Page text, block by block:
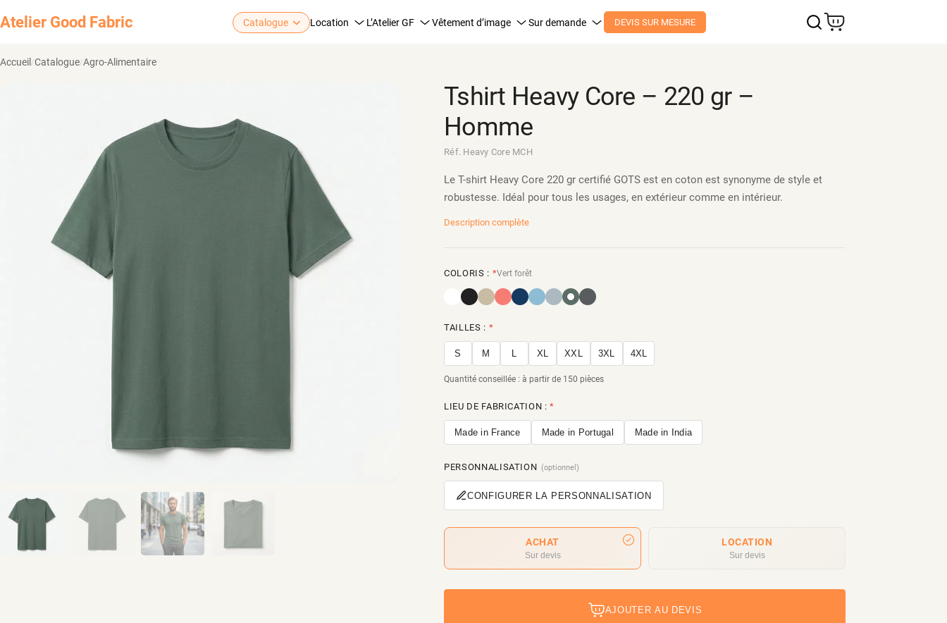
Atelier Good Fabric Catalogue Location L’Atelier GF Vêtement d’image Sur demande DEVIS SUR MESURE
Accueil /Catalogue/Agro-Alimentaire
Tshirt Heavy Core – 220 gr –
Homme
Réf. Heavy Core MCH
Le T-shirt Heavy Core 220 gr certifié GOTS est en coton est synonyme de style et
robustesse. Idéal pour tous les usages, en extérieur comme en intérieur.
Description complète
COLORIS : *Vert forêt
TAILLES : *
S M L XL XXL 3XL 4XL
Quantité conseillée : à partir de 150 pièces
LIEU DE FABRICATION :*
Made in France Made in Portugal Made in India
PERSONNALISATION (optionnel)
CONFIGURER LA PERSONNALISATION
ACHAT
Sur devis
LOCATION
Sur devis
AJOUTER AU DEVIS